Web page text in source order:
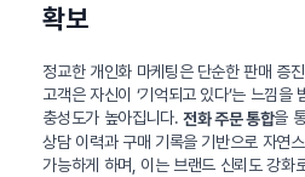
확보
정교한 개인화 마케팅은 단순한 판매 증
고객은 자신이 ‘기억되고 있다’는 느낌
충성도가 높아집니다.전화 주문 통합을
상담 이력과 구매 기록을 기반으로 자연
가능하게 하며, 이는 브랜드 신뢰도 강화